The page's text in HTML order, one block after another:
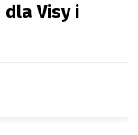
dla Visy i